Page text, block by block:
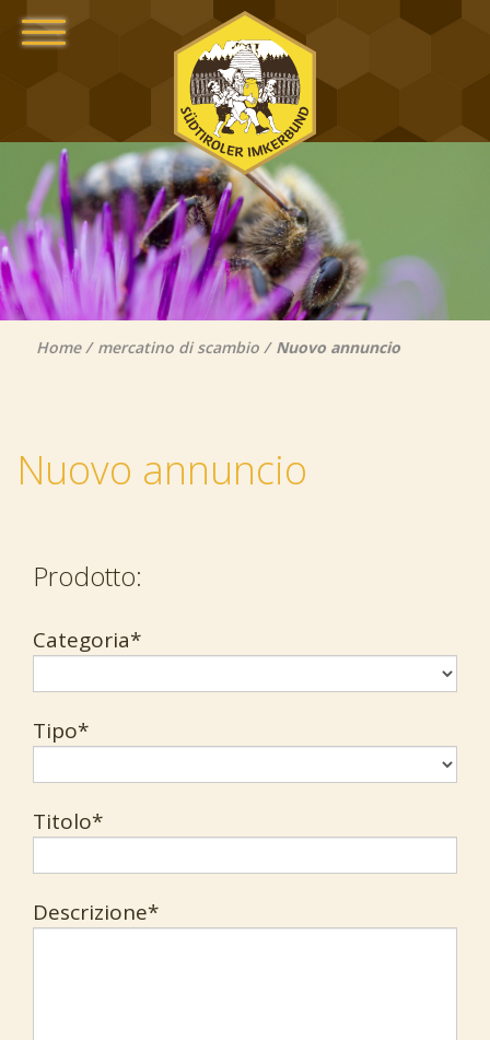
Home mercatino di scambio Nuovo annuncio
Nuovo annuncio
Prodotto:
Categoria*
Tipo*
Titolo*
Descrizione*